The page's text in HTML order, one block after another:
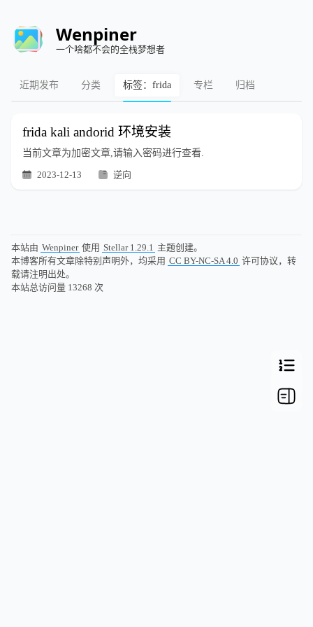
Wenpiner
一个啥都不会的全栈梦想者
近期发布 分类 标签：frida 专栏 归档
frida kali andorid 环境安装
当前文章为加密文章,请输入密码进行查看.
2023-12-13 逆向
本站由 Wenpiner 使用 Stellar 1.29.1 主题创建。
本博客所有文章除特别声明外，均采用 CC BY-NC-SA 4.0 许可协议，转
载请注明出处。
本站总访问量 13268 次